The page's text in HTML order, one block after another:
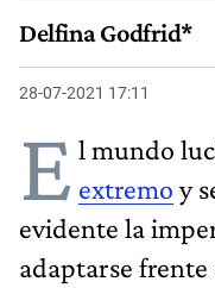
Delfina Godfrid*
28-07-2021 17:11
E l mundo
extremo y
evidente la
adaptarse